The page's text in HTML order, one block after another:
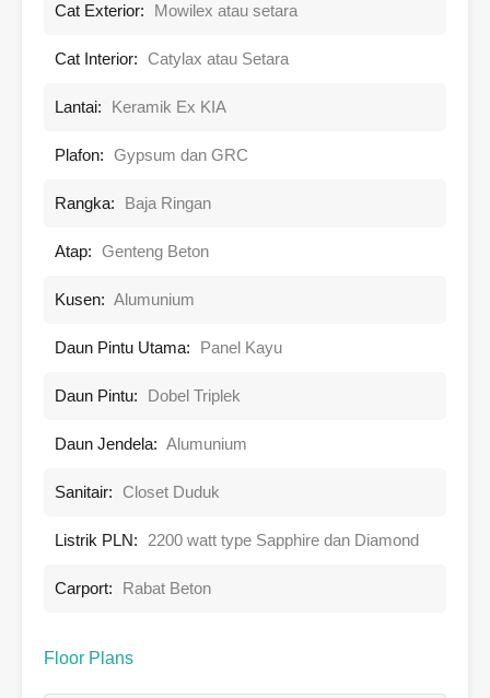
Cat Exterior: Mowilex atau setara
Cat Interior: Catylax atau Setara
Lantai: Keramik Ex KIA
Plafon: Gypsum dan GRC
Rangka: Baja Ringan
Atap: Genteng Beton
Kusen: Alumunium
Daun Pintu Utama: Panel Kayu
Daun Pintu: Dobel Triplek
Daun Jendela: Alumunium
Sanitair: Closet Duduk
Listrik PLN: 2200 watt type Sapphire dan Diamond
Carport: Rabat Beton
Floor Plans